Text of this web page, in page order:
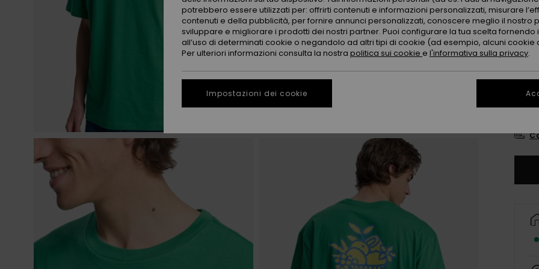
Colori
XS
potrebbero essere utilizzati per: offrirti contenuti e informazioni personalizzati, misurare
contenuti e della pubblicità, per fornire annunci personalizzati, conoscere meglio il nostro
sviluppare e migliorare i prodotti dei nostri partner. Puoi configurare la tua scelta fornendo
all’uso di determinati cookie o negandolo ad altri tipi di cookie (ad esempio, alcuni cookie
Per ulteriori informazioni consulta la nostra politica sui cookie e l'informativa sulla privacy.
Impostazioni dei cookie